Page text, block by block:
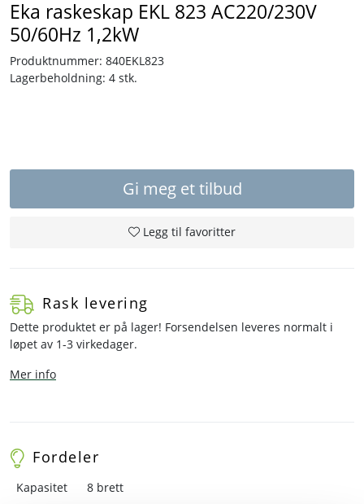
Eka raskeskap EKL 823 AC220/230V
50/60Hz 1,2kW
Produktnummer: 840EKL823
Lagerbeholdning: 4 stk.
Gi meg et tilbud
Legg til favoritter
Rask levering
Dette produktet er på lager! Forsendelsen leveres normalt i
løpet av 1-3 virkedager.
Mer info
Fordeler
Kapasitet 8 brett